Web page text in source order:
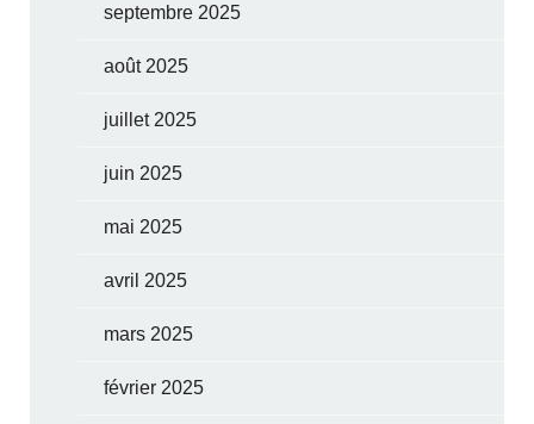
septembre 2025
août 2025
juillet 2025
juin 2025
mai 2025
avril 2025
mars 2025
février 2025